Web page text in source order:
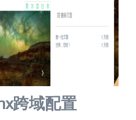
跨域配置